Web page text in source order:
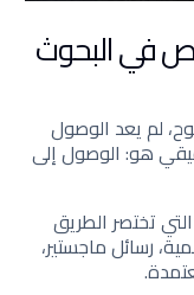
في البحوث
لم يعد الوصول
هو: الوصول إلى
تختصر الطريق
رسائل ماجستير،